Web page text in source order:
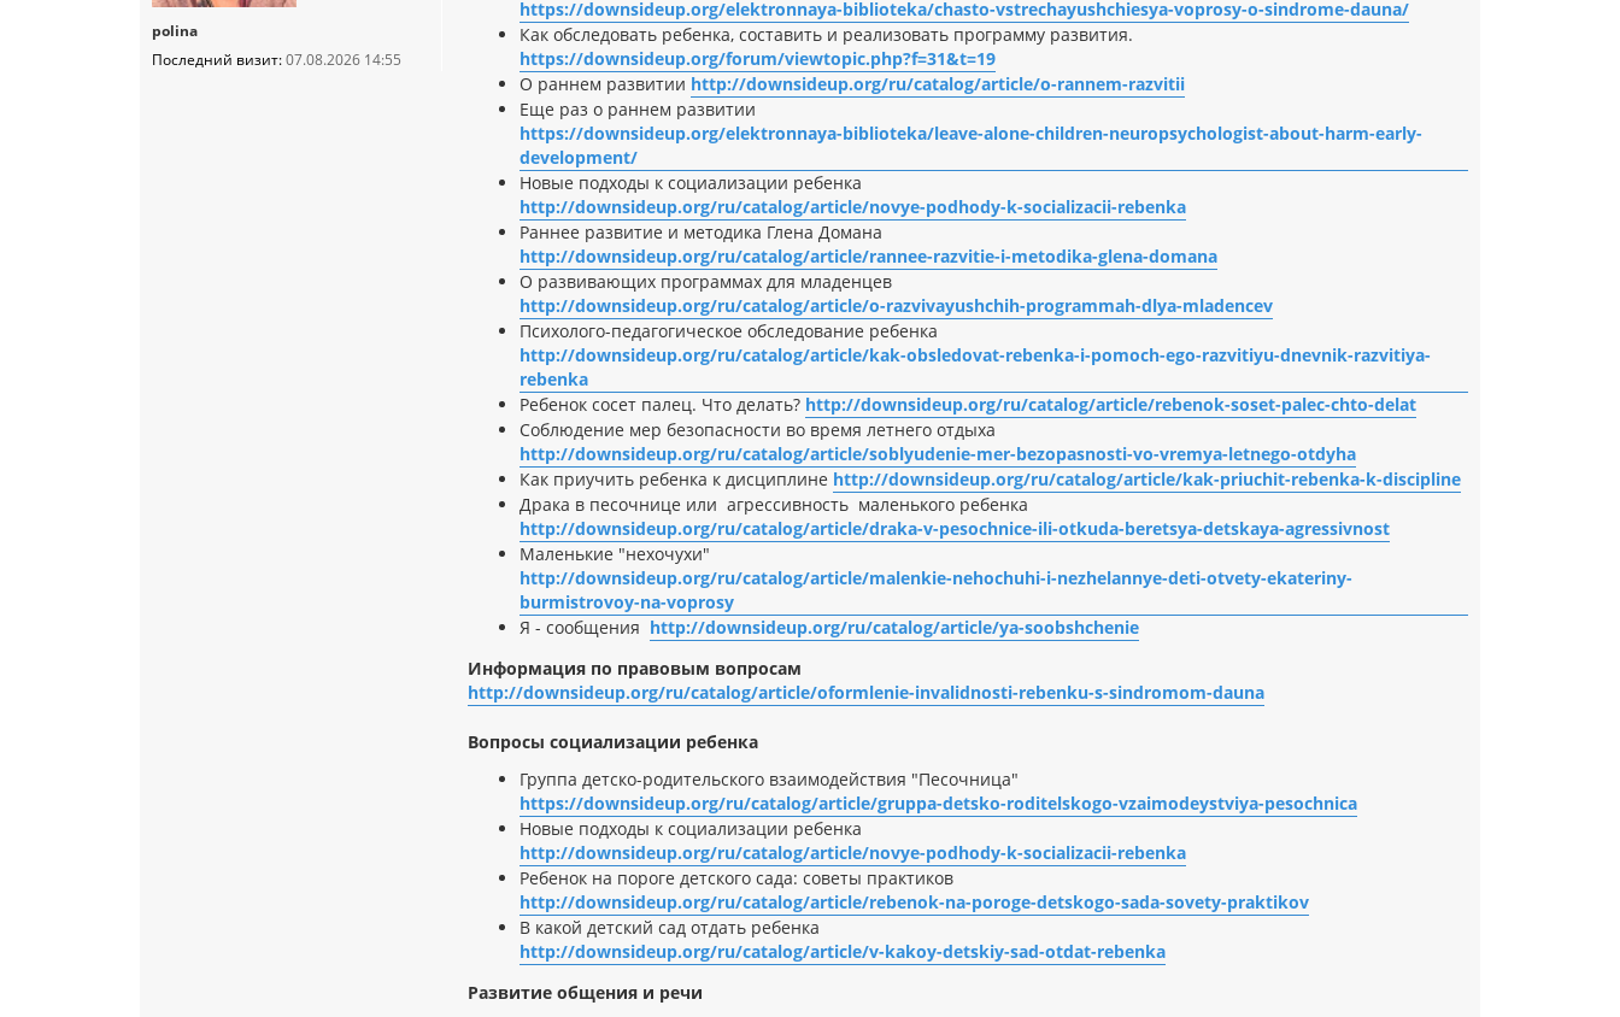
polina
Последний визит:07.08.2026 14:55
https://downsideup.org/elektronnaya-biblioteka/chasto-vstrechayushchiesya-voprosy-o-sindrome-dauna/
Как обследовать ребенка, составить и реализовать программу развития.
https://downsideup.org/forum/viewtopic.php?f=31&t=19
О раннем развитии http://downsideup.org/ru/catalog/article/o-rannem-razvitii
Еще раз о раннем развитии
https://downsideup.org/elektronnaya-biblioteka/leave-alone-children-neuropsychologist-about-harm-early-
development/
Новые подходы к социализации ребенка
http://downsideup.org/ru/catalog/article/novye-podhody-k-socializacii-rebenka
Раннее развитие и методика Глена Домана
http://downsideup.org/ru/catalog/article/rannee-razvitie-i-metodika-glena-domana
О развивающих программах для младенцев
http://downsideup.org/ru/catalog/article/o-razvivayushchih-programmah-dlya-mladencev
Психолого-педагогическое обследование ребенка
http://downsideup.org/ru/catalog/article/kak-obsledovat-rebenka-i-pomoch-ego-razvitiyu-dnevnik-razvitiya-
rebenka
Ребенок сосет палец. Что делать? http://downsideup.org/ru/catalog/article/rebenok-soset-palec-chto-delat
Соблюдение мер безопасности во время летнего отдыха
http://downsideup.org/ru/catalog/article/soblyudenie-mer-bezopasnosti-vo-vremya-letnego-otdyha
Как приучить ребенка к дисциплине http://downsideup.org/ru/catalog/article/kak-priuchit-rebenka-k-discipline
Драка в песочнице или агрессивность маленького ребенка
http://downsideup.org/ru/catalog/article/draka-v-pesochnice-ili-otkuda-beretsya-detskaya-agressivnost
Маленькие "нехочухи"
http://downsideup.org/ru/catalog/article/malenkie-nehochuhi-i-nezhelannye-deti-otvety-ekateriny-
burmistrovoy-na-voprosy
Я - сообщения http://downsideup.org/ru/catalog/article/ya-soobshchenie
Информация по правовым вопросам
http://downsideup.org/ru/catalog/article/oformlenie-invalidnosti-rebenku-s-sindromom-dauna
Вопросы социализации ребенка
Группа детско-родительского взаимодействия "Песочница"
https://downsideup.org/ru/catalog/article/gruppa-detsko-roditelskogo-vzaimodeystviya-pesochnica
Новые подходы к социализации ребенка
http://downsideup.org/ru/catalog/article/novye-podhody-k-socializacii-rebenka
Ребенок на пороге детского сада: советы практиков
http://downsideup.org/ru/catalog/article/rebenok-na-poroge-detskogo-sada-sovety-praktikov
В какой детский сад отдать ребенка
http://downsideup.org/ru/catalog/article/v-kakoy-detskiy-sad-otdat-rebenka
Развитие общения и речи